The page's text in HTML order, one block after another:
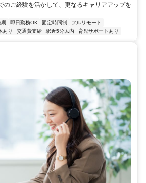
ご経験を活かして、更なるキャリアアップを
期 即日勤務OK 固定時間制
フルリモート
あり 交通費支給 駅近5分以内 育児サポートあり